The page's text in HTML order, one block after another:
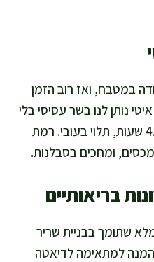
כ-20 דקות עבודה במטבח, ואז רוב הזמן
נותן לנו בשר עסיסי בלי
הרבה שומן מוסף, בערך 3.5–4.5 שעות, תלוי בעובי. רמת
ומחכים בסבלנות.
בריאותיים
שתומך בבניית שריר
המנה למתאימה לדיאטה